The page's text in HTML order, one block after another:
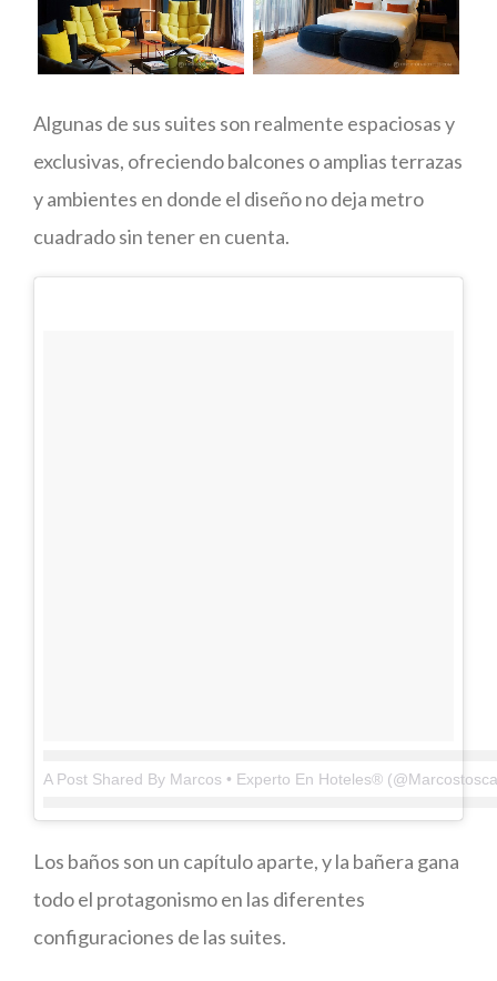
Algunas de sus suites son realmente espaciosas y
exclusivas, ofreciendo balcones o amplias terrazas
y ambientes en donde el diseño no deja metro
cuadrado sin tener en cuenta.
A Post Shared By Marcos • Experto En Hoteles®
Los baños son un capítulo aparte, y la bañera gana
todo el protagonismo en las diferentes
configuraciones de las suites.